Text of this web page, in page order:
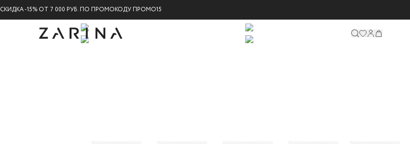
СКИДКА -15% ОТ 7 000 РУБ. ПО ПРОМОКОДУ ПРОМО15